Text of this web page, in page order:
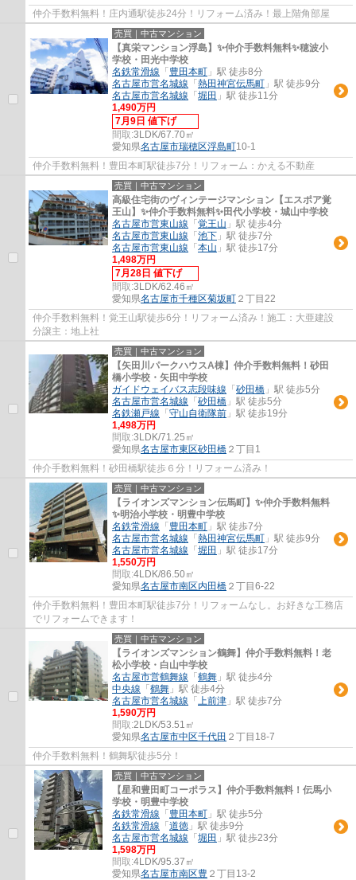
仲介手数料無料！庄内通駅徒歩24分！リフォーム済み！最上階角部屋
売買｜中古マンション
【真栄マンション浮島】✨️仲介手数料無料✨️穂波小
学校・田光中学校
名鉄常滑線 「 豊田本町 」駅 徒歩8分
名古屋市営名城線 「 熱田神宮伝馬町 」駅 徒歩9分
名古屋市営名城線 「 堀田 」駅 徒歩11分
1,490万円
7月9日 値下げ
間取:3LDK/67.70㎡
愛知県名古屋市瑞穂区浮島町10-1
仲介手数料無料！豊田本町駅徒歩7分！リフォーム：かえる不動産
売買｜中古マンション
高級住宅街のヴィンテージマンション【エスポア覚
王山】✨️仲介手数料無料✨️田代小学校・城山中学校
名古屋市営東山線 「 覚王山 」駅 徒歩4分
名古屋市営東山線 「 池下 」駅 徒歩7分
名古屋市営東山線 「 本山 」駅 徒歩17分
1,498万円
7月28日 値下げ
間取:3LDK/62.46㎡
愛知県名古屋市千種区菊坂町 ２丁目22
仲介手数料無料！覚王山駅徒歩6分！リフォーム済み！施工：大亜建設
分譲主：地上社
売買｜中古マンション
【矢田川パークハウスA棟】仲介手数料無料！砂田
橋小学校・矢田中学校
ガイドウェイバス志段味線 「 砂田橋 」駅 徒歩5分
名古屋市営名城線 「 砂田橋 」駅 徒歩5分
名鉄瀬戸線 「 守山自衛隊前 」駅 徒歩19分
1,498万円
間取:3LDK/71.25㎡
愛知県名古屋市東区砂田橋 ２丁目1
仲介手数料無料！砂田橋駅徒歩６分！リフォーム済み！
売買｜中古マンション
【ライオンズマンション伝馬町】✨️仲介手数料無料
✨️明治小学校・明豊中学校
名鉄常滑線 「 豊田本町 」駅 徒歩7分
名古屋市営名城線 「 熱田神宮伝馬町 」駅 徒歩9分
名古屋市営名城線 「 堀田 」駅 徒歩17分
1,550万円
間取:4LDK/86.50㎡
愛知県名古屋市南区内田橋 ２丁目6-22
仲介手数料無料！豊田本町駅徒歩7分！リフォームなし。お好きな工務店
でリフォームできます！
売買｜中古マンション
【ライオンズマンション鶴舞】仲介手数料無料！老
松小学校・白山中学校
名古屋市営鶴舞線 「 鶴舞 」駅 徒歩4分
中央線 「 鶴舞 」駅 徒歩4分
名古屋市営名城線 「 上前津 」駅 徒歩7分
1,590万円
間取:2LDK/53.51㎡
愛知県名古屋市中区千代田 ２丁目18-7
仲介手数料無料！鶴舞駅徒歩5分！
売買｜中古マンション
【星和豊田町コーポラス】仲介手数料無料！伝馬小
学校・明豊中学校
名鉄常滑線 「 豊田本町 」駅 徒歩5分
名鉄常滑線 「 道徳 」駅 徒歩9分
名古屋市営名城線 「 堀田 」駅 徒歩23分
1,598万円
間取:4LDK/95.37㎡
愛知県名古屋市南区豊 ２丁目13-2